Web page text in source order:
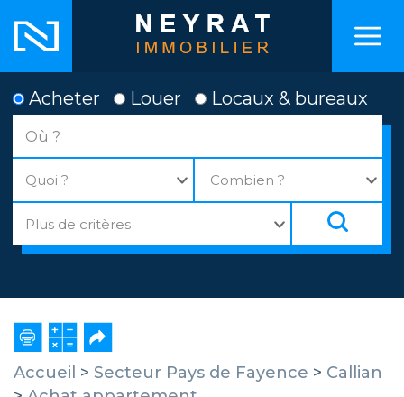
Acheter Louer Locaux & bureaux
Accueil > Secteur Pays de Fayence > Callian